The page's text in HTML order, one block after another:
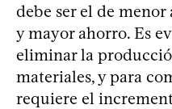
debe ser el de
y mayor ahorro. Es
eliminar la
materiales, y para
requiere el